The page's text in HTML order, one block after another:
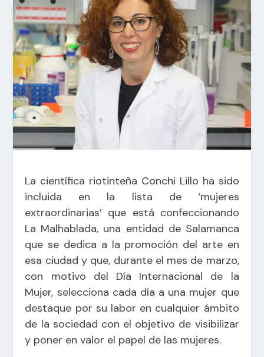
La científica riotinteña Conchi Lillo ha sido
incluida en la lista de ‘mujeres
extraordinarias’ que está confeccionando
La Malhablada, una entidad de Salamanca
que se dedica a la promoción del arte en
esa ciudad y que, durante el mes de marzo,
con motivo del Día Internacional de la
Mujer, selecciona cada día a una mujer que
destaque por su labor en cualquier ámbito
de la sociedad con el objetivo de visibilizar
y poner en valor el papel de las mujeres.